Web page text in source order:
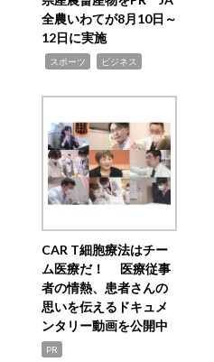
全農いわてが8月10日～
12日に実施
スポーツ ビジネス
CAR T細胞療法はチー
ム医療だ！ 医療従事
者の情熱、患者さんの
思いを伝えるドキュメ
ンタリー動画を公開中
PR